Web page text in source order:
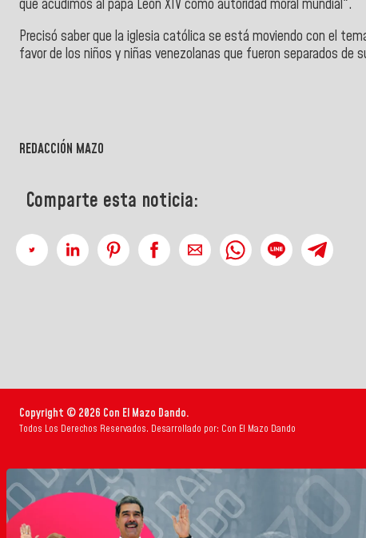
que acudimos al papa León XIV como autoridad moral mundial".
Precisó saber que la iglesia católica se está moviendo con el
favor de los niños y niñas venezolanas que fueron separados de
REDACCIÓN MAZO
Comparte esta noticia:
Copyright © 2026 Con El Mazo Dando.
Todos Los Derechos Reservados. Desarrollado por: Con El Mazo Dando